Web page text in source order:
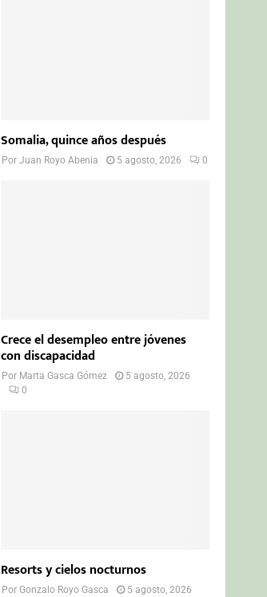
Somalia, quince años después
PorJuan Royo Abenia 5 agosto, 2026 0
Crece el desempleo entre jóvenes
con discapacidad
Por Marta Gasca Gómez
5 agosto, 2026
0
Resorts y cielos nocturnos
PorGonzalo Royo Gasca
5 agosto, 2026